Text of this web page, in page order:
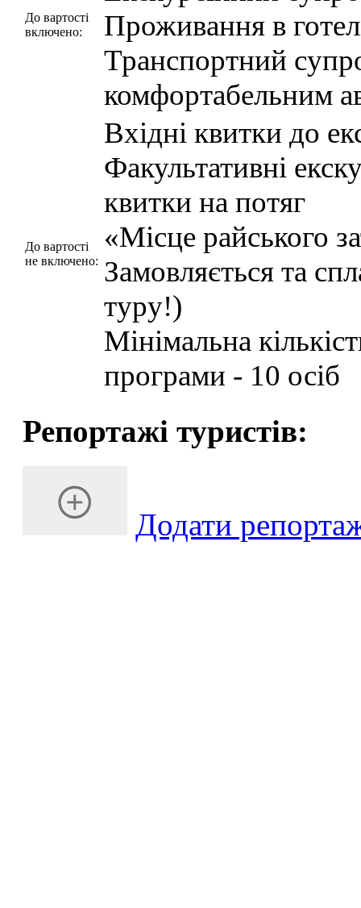
До вартості
включено:
Проживання в
Транспортний
комфортабельним
До вартості
не включено:
Вхідні квитки до
Факультативні
квитки на потяг
«Місце райського
Замовляється та
туру!)
Мінімальна
програми - 10 осіб
Репортажі туристів:
Додати